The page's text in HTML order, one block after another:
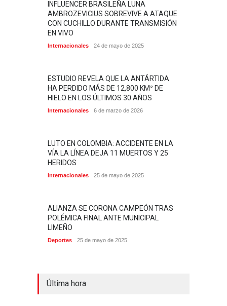
INFLUENCER BRASILEÑA LUNA
AMBROZEVICIUS SOBREVIVE A ATAQUE
CON CUCHILLO DURANTE TRANSMISIÓN
EN VIVO
Internacionales 24 de mayo de 2025
ESTUDIO REVELA QUE LA ANTÁRTIDA
HA PERDIDO MÁS DE 12,800 KM² DE
HIELO EN LOS ÚLTIMOS 30 AÑOS
Internacionales 6 de marzo de 2026
LUTO EN COLOMBIA: ACCIDENTE EN LA
VÍA LA LÍNEA DEJA 11 MUERTOS Y 25
HERIDOS
Internacionales 25 de mayo de 2025
ALIANZA SE CORONA CAMPEÓN TRAS
POLÉMICA FINAL ANTE MUNICIPAL
LIMEÑO
Deportes 25 de mayo de 2025
Última hora